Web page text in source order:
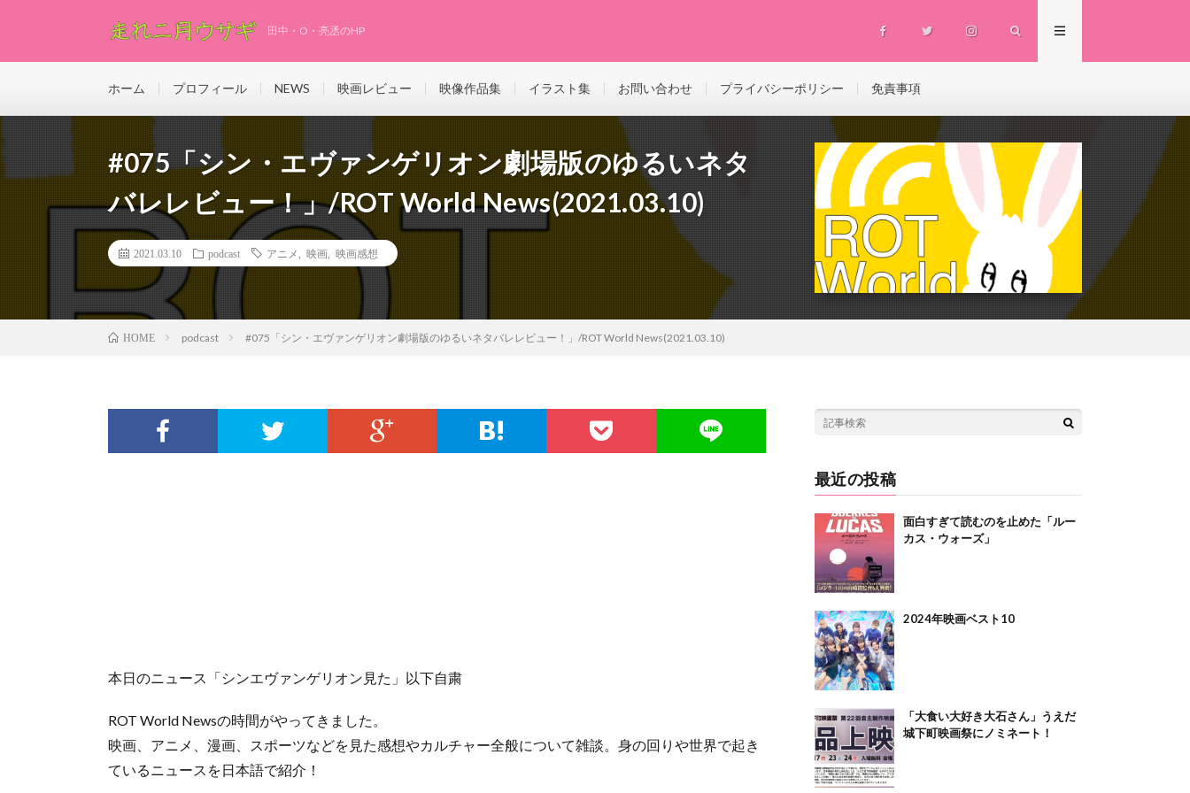
田中・O・亮丞のHP
ホーム プロフィール NEWS 映画レビュー 映像作品集 イラスト集 お問い合わせ プライバシーポリシー 免責事項
#075「シン・エヴァンゲリオン劇場版のゆるいネタ
バレレビュー！」/ROT World News(2021.03.10)
2021.03.10 podcast アニメ 映画 映画感想
HOME podcast #075「シン・エヴァンゲリオン劇場版のゆるいネタバレレビュー！」/ROT World News(2021.03.10)
本日のニュース「シンエヴァンゲリオン見た」以下自粛
ROT World Newsの時間がやってきました。
映画、アニメ、漫画、スポーツなどを見た感想やカルチャー全般について雑談。身の回りや世界で起き
ているニュースを日本語で紹介！
最近の投稿
面白すぎて読むのを止めた「ルー
カス・ウォーズ」
2024年映画ベスト10
「大食い大好き大石さん」うえだ
城下町映画祭にノミネート！